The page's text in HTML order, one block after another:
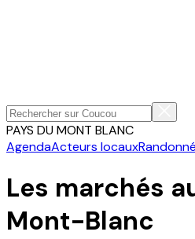
PAYS DU MONT BLANC
AgendaActeurs locaux
Les marchés
Mont-Blanc